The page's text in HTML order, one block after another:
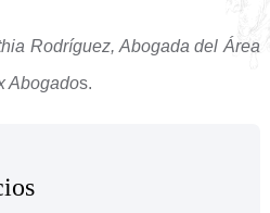
Rodríguez, Abogada del Área
Abogados.